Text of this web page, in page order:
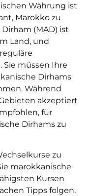
Währung ist
Marokko zu
(MAD) ist
Land, und
müssen Ihre
Dirhams
Während
akzeptiert
für
Dirhams zu
zu
marokkanische
Kursen
Tipps folgen,